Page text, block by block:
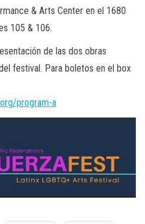
& Arts Center en el 1680
105 & 106.
de las dos obras
festival. Para boletos en el box
program-a